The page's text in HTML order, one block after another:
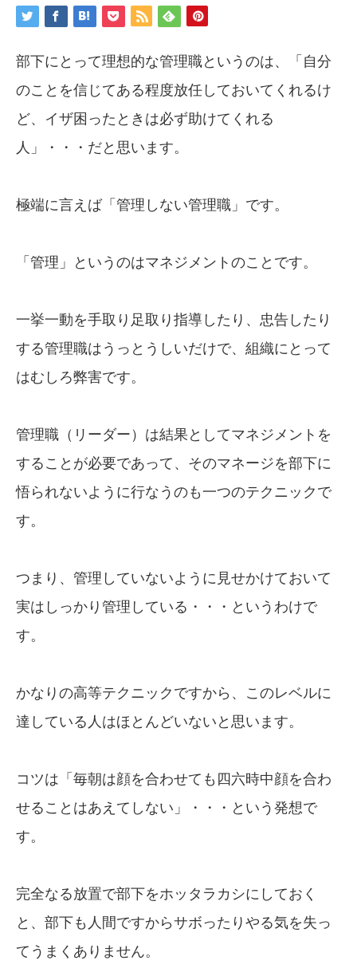
部下にとって理想的な管理職というのは、「自分
のことを信じてある程度放任しておいてくれるけ
ど、イザ困ったときは必ず助けてくれる
人」・・・だと思います。
極端に言えば「管理しない管理職」です。
「管理」というのはマネジメントのことです。
一挙一動を手取り足取り指導したり、忠告したり
する管理職はうっとうしいだけで、組織にとって
はむしろ弊害です。
管理職（リーダー）は結果としてマネジメントを
することが必要であって、そのマネージを部下に
悟られないように行なうのも一つのテクニックで
す。
つまり、管理していないように見せかけておいて
実はしっかり管理している・・・というわけで
す。
かなりの高等テクニックですから、このレベルに
達している人はほとんどいないと思います。
コツは「毎朝は顔を合わせても四六時中顔を合わ
せることはあえてしない」・・・という発想で
す。
完全なる放置で部下をホッタラカシにしておく
と、部下も人間ですからサボったりやる気を失っ
てうまくありません。